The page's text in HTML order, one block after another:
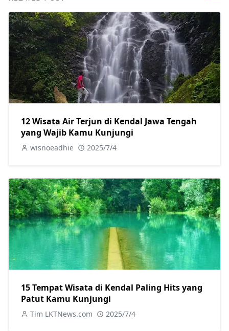
12 Wisata Air Terjun di Kendal Jawa Tengah
yang Wajib Kamu Kunjungi
wisnoeadhie 2025/7/4
15 Tempat Wisata di Kendal Paling Hits yang
Patut Kamu Kunjungi
Tim LKTNews.com 2025/7/4